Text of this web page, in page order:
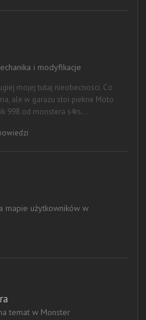
i modyfikacje
mojej tutaj nieobecnosci. Co
ale w garazu stoi piekne Moto
998 od monstera s4rs...
mapie użytkowników w
temat w Monster